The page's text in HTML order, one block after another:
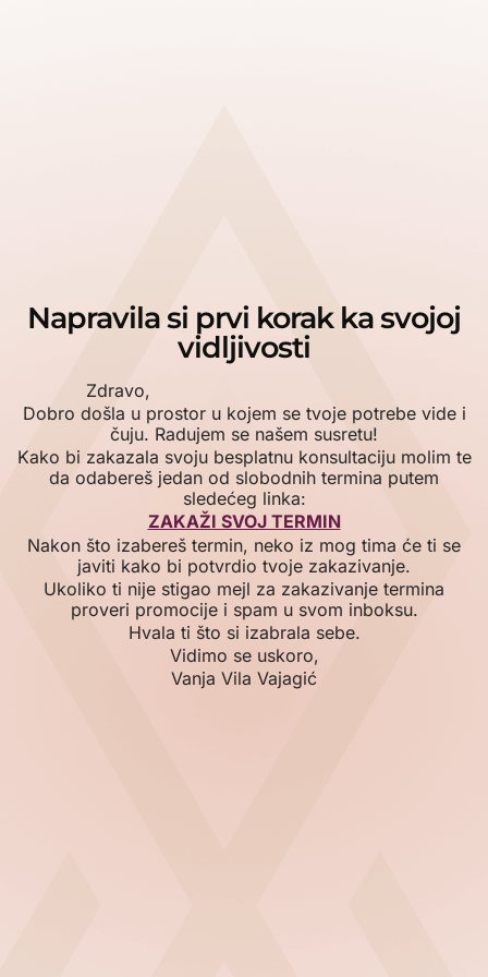
Napravila si prvi korak ka svojoj
vidljivosti
Zdravo,
Dobro došla u prostor u kojem se tvoje potrebe vide i
čuju. Radujem se našem susretu!
Kako bi zakazala svoju besplatnu konsultaciju molim te
da odabereš jedan od slobodnih termina putem
sledećeg linka:
ZAKAŽI SVOJ TERMIN
Nakon što izabereš termin, neko iz mog tima će ti se
javiti kako bi potvrdio tvoje zakazivanje.
Ukoliko ti nije stigao mejl za zakazivanje termina
proveri promocije i spam u svom inboksu.
Hvala ti što si izabrala sebe.
Vidimo se uskoro,
Vanja Vila Vajagić